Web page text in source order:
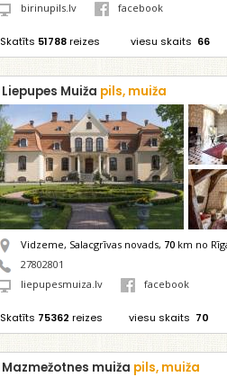
birinupils.lv
facebook
Skatīts 51788reizes viesu skaits 66
Liepupes Muiža pils, muiža
Vidzeme, Salacgrīvas novads, 70 km no
27802801
liepupesmuiza.lv
facebook
Skatīts 75362 reizes viesu skaits 70
Mazmežotnes muiža pils, muiža